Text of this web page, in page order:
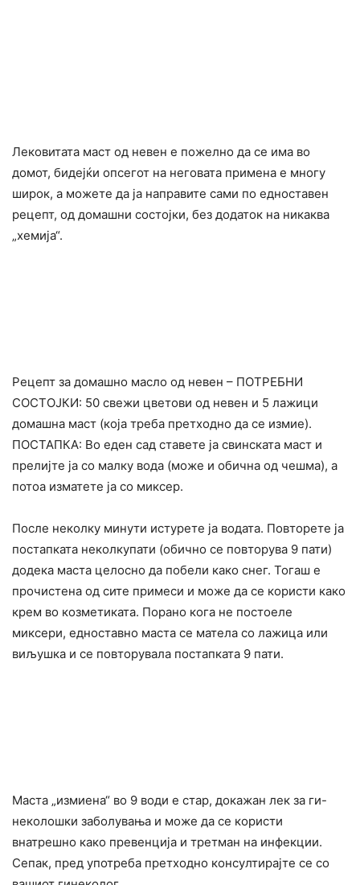
Лековитата маст од невен е пожелно да се има во
домот, бидејќи опсегот на неговата примена е многу
широк, а можете да ја направите сами по едноставен
рецепт, од домашни состојки, без додаток на никаква
„xeмија“.
Рецепт за домашно масло од невен – ПОТРЕБНИ
СОСТОЈКИ: 50 свежи цветови од невен и 5 лажици
домашна маст (која треба претходно да се измие).
ПОСТАПКА: Во еден сад ставете ја свинската маст и
прелијте ја со малку вода (може и обична од чешма), а
потоа изматете ја со миксер.
После неколку минути истурете ја водата. Повторете ја
постапката неколкупати (обично се повторува 9 пати)
додека маста целосно да побели како снег. Тогаш е
прочистена од сите примеси и може да се користи како
крем во козметиката. Порано кога не постоеле
миксери, едноставно маста се матела со лажица или
виљушка и се повторувала постапката 9 пати.
Маста „измиена“ во 9 води е стар, докажан лек за ги-
неколошки заболувања и може да се користи
внатрешно како превенција и третман на инфекции.
Сепак, пред употреба претходно конcyлтирајте се со